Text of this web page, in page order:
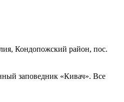
Кондопожский район, пос.
заповедник «Кивач». Все